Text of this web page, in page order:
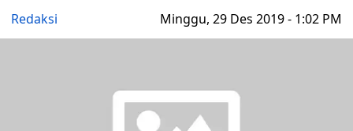
Redaksi Minggu, 29 Des 2019 - 1:02 PM